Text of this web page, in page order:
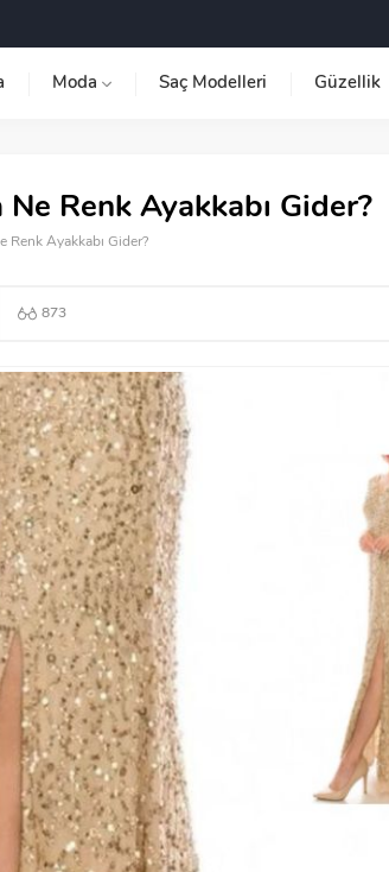
Moda Saç Modelleri Güzellik
Renk Ayakkabı Gider?
Renk Ayakkabı Gider?
873